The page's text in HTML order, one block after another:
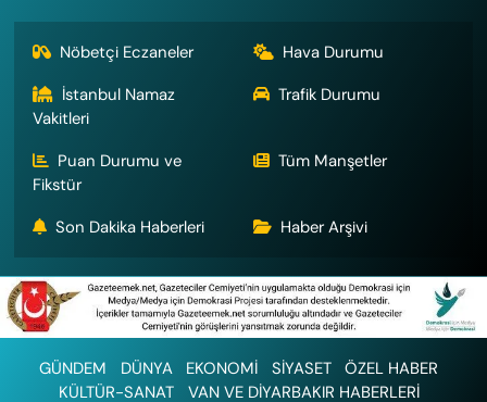
Nöbetçi Eczaneler
Hava Durumu
İstanbul Namaz
Vakitleri
Trafik Durumu
Puan Durumu ve
Fikstür
Tüm Manşetler
Son Dakika Haberleri Haber Arşivi
GÜNDEM DÜNYA EKONOMİ SİYASET
ÖZEL HABER
KÜLTÜR-SANAT
VAN VE DİYARBAKIR HABERLERİ